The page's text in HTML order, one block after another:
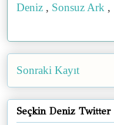
Deniz , Sonsuz Ark ,
Sonraki Kayıt
Seçkin Deniz Twitter